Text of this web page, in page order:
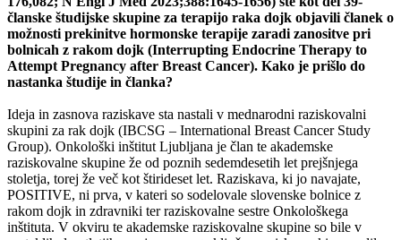
članske študijske skupine za terapijo raka dojk objavili članek o
možnosti prekinitve hormonske terapije zaradi zanositve pri
bolnicah z rakom dojk (Interrupting Endocrine Therapy to
Attempt Pregnancy after Breast Cancer). Kako je prišlo do
nastanka študije in članka?
Ideja in zasnova raziskave sta nastali v mednarodni raziskovalni
skupini za rak dojk (IBCSG – International Breast Cancer Study
Group). Onkološki inštitut Ljubljana je član te akademske
raziskovalne skupine že od poznih sedemdesetih let prejšnjega
stoletja, torej že več kot štirideset let. Raziskava, ki jo navajate,
POSITIVE, ni prva, v kateri so sodelovale slovenske bolnice z
rakom dojk in zdravniki ter raziskovalne sestre Onkološkega
inštituta. V okviru te akademske raziskovalne skupine so bile v